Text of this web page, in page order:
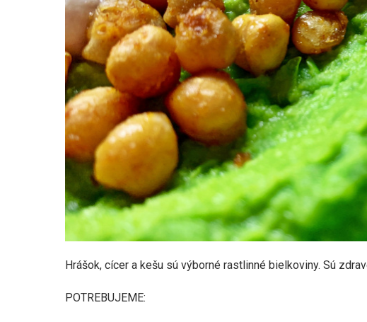
Hrášok, cícer a kešu sú výborné rastlinné bielkoviny. Sú
POTREBUJEME: